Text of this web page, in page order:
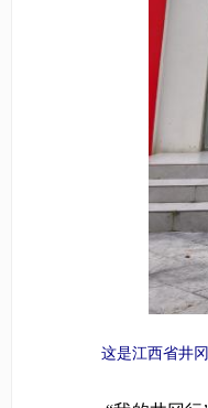
这是江西省井冈